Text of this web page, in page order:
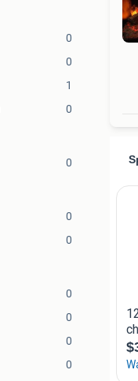
0
0
1
0
0
0
0
0
0
0
0